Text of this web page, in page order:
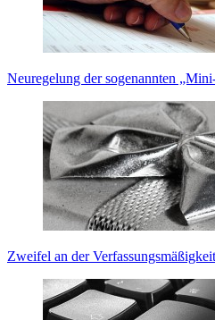
Neuregelung der sogenannten
Zweifel an der